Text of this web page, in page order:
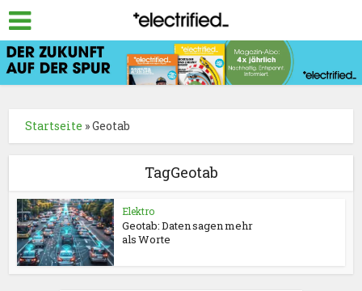
Startseite »Geotab
TagGeotab
Elektro
Geotab: Daten sagen mehr
als Worte